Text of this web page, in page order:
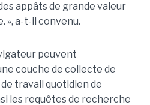
appâts de grande valeur
», a-t-il convenu.
peuvent
couche de collecte de
travail quotidien de
les requêtes de recherche